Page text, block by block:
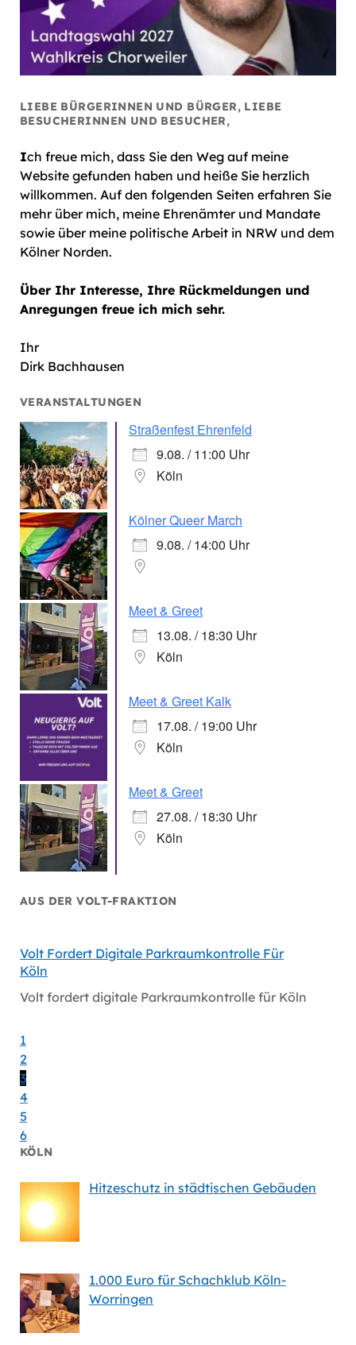
LIEBE BÜRGERINNEN UND BÜRGER, LIEBE
BESUCHERINNEN UND BESUCHER,
Ich freue mich, dass Sie den Weg auf meine
Website gefunden haben und heiße Sie herzlich
willkommen. Auf den folgenden Seiten erfahren Sie
mehr über mich, meine Ehrenämter und Mandate
sowie über meine politische Arbeit in NRW und dem
Kölner Norden.
Über Ihr Interesse, Ihre Rückmeldungen und
Anregungen freue ich mich sehr.
Ihr
Dirk Bachhausen
VERANSTALTUNGEN
Straßenfest Ehrenfeld
9.08. / 11:00 Uhr
Köln
Kölner Queer March
9.08. / 14:00 Uhr
Meet & Greet
13.08. / 18:30 Uhr
Köln
Meet & Greet Kalk
17.08. / 19:00 Uhr
Köln
Meet & Greet
27.08. / 18:30 Uhr
Köln
AUS DER VOLT-FRAKTION
Volt Fordert Digitale Parkraumkontrolle Für
Köln
Volt fordert digitale Parkraumkontrolle für Köln
1
2
3
4
5
6
KÖLN
Hitzeschutz in städtischen Gebäuden
1.000 Euro für Schachklub Köln-
Worringen